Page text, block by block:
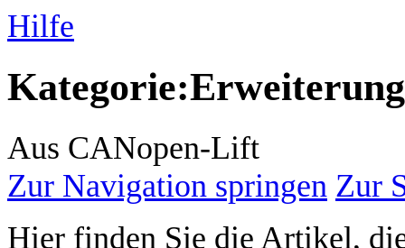
Hilfe
Kategorie:
Aus CANopen-Lift
Zur Navigation springen Zur
Hier finden Sie die Artikel,